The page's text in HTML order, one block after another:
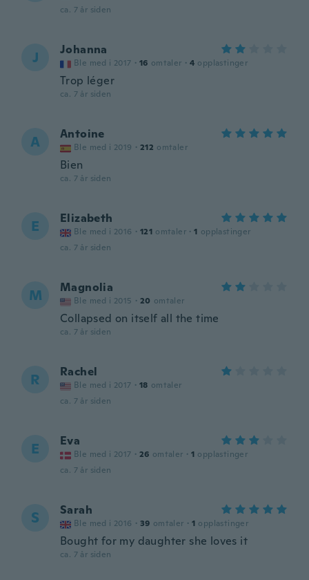
ca. 7 år siden
J Johanna
Ble med i 2017 · 16 omtaler · 4 opplastinger
Trop léger
ca. 7 år siden
A Antoine
Ble med i 2019 · 212 omtaler
Bien
ca. 7 år siden
E Elizabeth
Ble med i 2016 · 121 omtaler · 1 opplastinger
ca. 7 år siden
M Magnolia
Ble med i 2015 · 20 omtaler
Collapsed on itself all the time
ca. 7 år siden
R Rachel
Ble med i 2017 · 18 omtaler
ca. 7 år siden
E Eva
Ble med i 2017 · 26 omtaler · 1 opplastinger
ca. 7 år siden
S Sarah
Ble med i 2016 · 39 omtaler · 1 opplastinger
Bought for my daughter she loves it
ca. 7 år siden